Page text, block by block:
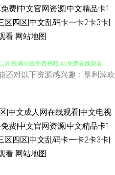
费|中文官网资源|中文精品卡1
四区|中文乱码卡一卡2卡3卡|
看 网站地图
97在线亚洲尤物 亚洲国产综合网 国
网站秘密入口 色色小网站 日本三级性
译版 91大神唐伯虎合集 无码高清三区
片免费 91女生视频 熟女91 国产精品
还对以下资源感兴趣：垦利淖欢
|中文成人网在线观看|中文电视
费|中文官网资源|中文精品卡1
四区|中文乱码卡一卡2卡3卡|
看 网站地图
97在线亚洲尤物 亚洲国产综合网 国